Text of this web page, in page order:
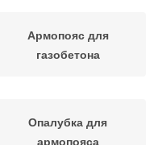
Армопояс для
газобетона
Опалубка для
армопояса